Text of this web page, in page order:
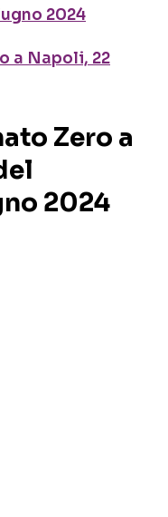
2024
a Napoli, 22
Zero a
2024